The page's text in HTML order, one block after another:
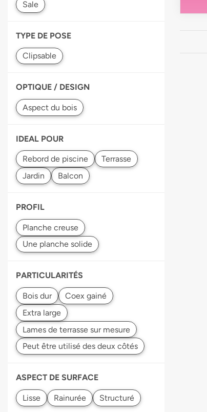
TYPE DE POSE
OPTIQUE / DESIGN
IDEAL POUR
PROFIL
PARTICULARITÉS
ASPECT DE SURFACE